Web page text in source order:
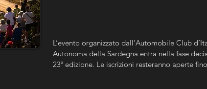
L’evento organizzato dall’Automobile Club
Autonoma della Sardegna entra nella fase
23ª edizione. Le iscrizioni resteranno aperte